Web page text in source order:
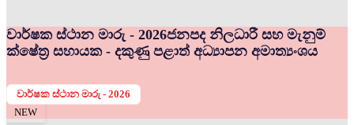
වාර්ෂක ස්ථාන මාරු - 2026ජනපද නිලධාරී සහ මැනුම්
ක්ෂේත්‍ර සහායක - දකුණු පළාත් අධ්‍යාපන අමාත්‍යංශය
වාර්ෂක ස්ථාන මාරු - 2026
NEW